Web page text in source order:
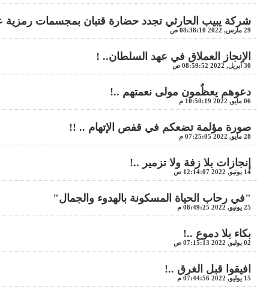
شركة يبيب الحارثي تجدد حضارة قتبان بمجسمات
29 مارس, 2022 08:38:10 ص
الإنجاز العملاق في عهد السلطان.. !
30 أبريل, 2022 08:59:52 ص
دعوهم يعظٌمون مولى نعمتهم ..!
06 مايو, 2022 10:50:19 م
صورة مؤلمة تضعكم في قفص الإتهام .. !!
28 مايو, 2022 07:25:05 م
إنجازات بلا زفة ولا تزمير ..!
14 يونيو, 2022 12:14:07 ص
"في رحاب الحياة المسكونة بالهدوء والجمال"
25 يونيو, 2022 08:49:25 م
بكاء بلا دموع ..!
02 يوليو, 2022 07:15:13 ص
افيقوا قبل الغرق ..!
15 يوليو, 2022 07:44:56 م